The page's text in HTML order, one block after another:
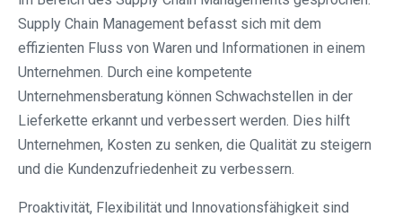
Supply Chain Management befasst sich mit dem
effizienten Fluss von Waren und Informationen in einem
Unternehmen. Durch eine kompetente
Unternehmensberatung können Schwachstellen in der
Lieferkette erkannt und verbessert werden. Dies hilft
Unternehmen, Kosten zu senken, die Qualität zu steigern
und die Kundenzufriedenheit zu verbessern.
Proaktivität, Flexibilität und Innovationsfähigkeit sind